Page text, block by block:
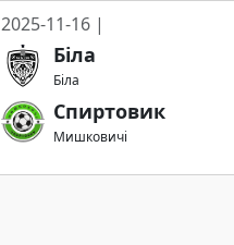
2025-11-16 |
Біла
Біла
Спиртовик
Мишковичі